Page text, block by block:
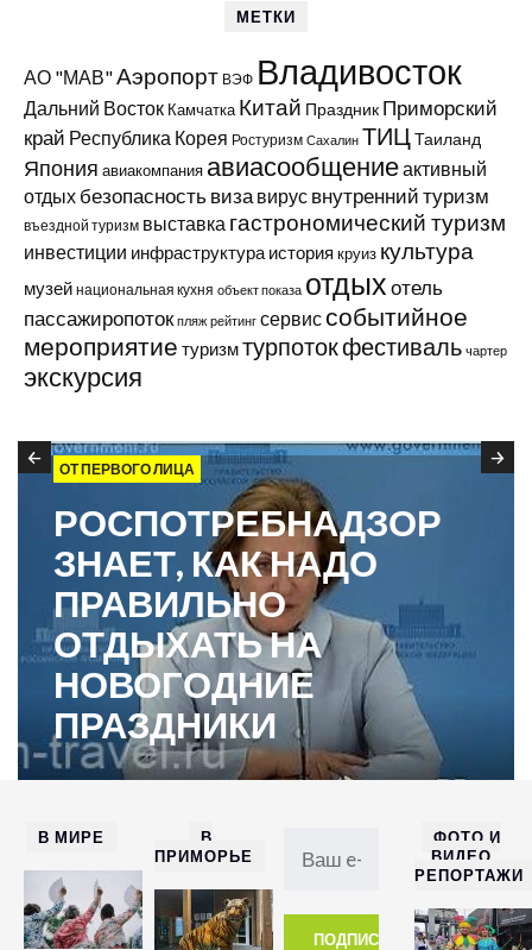
МЕТКИ
АО "МАВ"Аэропорт ВЭФ Владивосток
Дальний Восток Камчатка Китай Праздник Приморский
край Республика Корея Ростуризм Сахалин ТИЦТаиланд
Япония авиакомпания авиасообщениеактивный
отдых безопасность виза вирус внутренний туризм
въездной туризм выставка гастрономический туризм
инвестиции инфраструктура история круиз культура
музей национальная кухня объект показа отдыхотель
пассажиропоток пляж рейтинг сервис событийное
мероприятие туризмтурпотокфестиваль чартер
экскурсия
ОТ ПЕРВОГО ЛИЦА
РОСПОТРЕБНАДЗОР
ЗНАЕТ, КАК НАДО
ПРАВИЛЬНО
ОТДЫХАТЬ НА
НОВОГОДНИЕ
ПРАЗДНИКИ
В МИРЕ
В
ПРИМОРЬЕ
ФОТО И
ВИДЕО
РЕПОРТАЖИ